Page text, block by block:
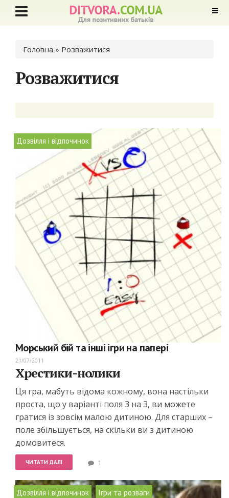
Ви є тут
Головна » Розважитися
Розважитися
Дозвілля і відпочинок
Морський бій та інші ігри на папері
21/07/2011
Хрестики-нолики
Ця гра, мабуть відома кожному, вона настільки
проста, що у варіанті поля 3 на 3, ви можете
гратися із зовсім малою дитиною. Для старших –
поле збільшується, на скільки ви з дитиною
домовитеся.
ЧИТАТИ ДАЛІ 1
Дозвілля і відпочинок , Ігри та розваги